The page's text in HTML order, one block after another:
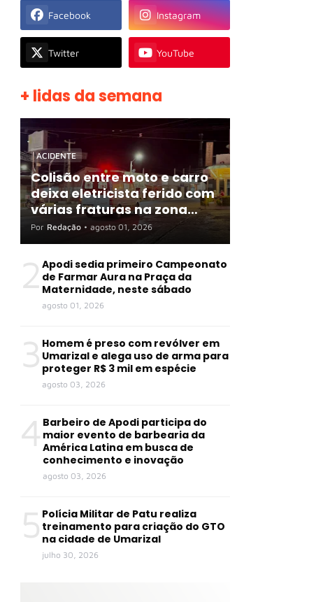
Facebook Instagram
Twitter YouTube
+ lidas da semana
ACIDENTE
Colisão entre moto e carro
deixa eletricista ferido com
várias fraturas na zona
rural de Apodi
Por Redação • agosto 01, 2026
2 Apodi sedia primeiro Campeonato
de Farmar Aura na Praça da
Maternidade, neste sábado
agosto 01, 2026
3 Homem é preso com revólver em
Umarizal e alega uso de arma para
proteger R$ 3 mil em espécie
agosto 03, 2026
4 Barbeiro de Apodi participa do
maior evento de barbearia da
América Latina em busca de
conhecimento e inovação
agosto 03, 2026
5 Polícia Militar de Patu realiza
treinamento para criação do GTO
na cidade de Umarizal
julho 30, 2026